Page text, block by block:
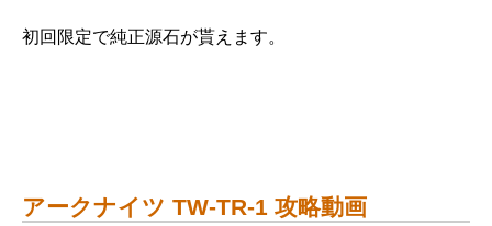
初回限定で純正源石が貰えます。
アークナイツ TW-TR-1 攻略動画